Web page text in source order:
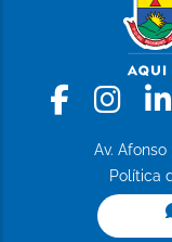
Av. Afonso
Política